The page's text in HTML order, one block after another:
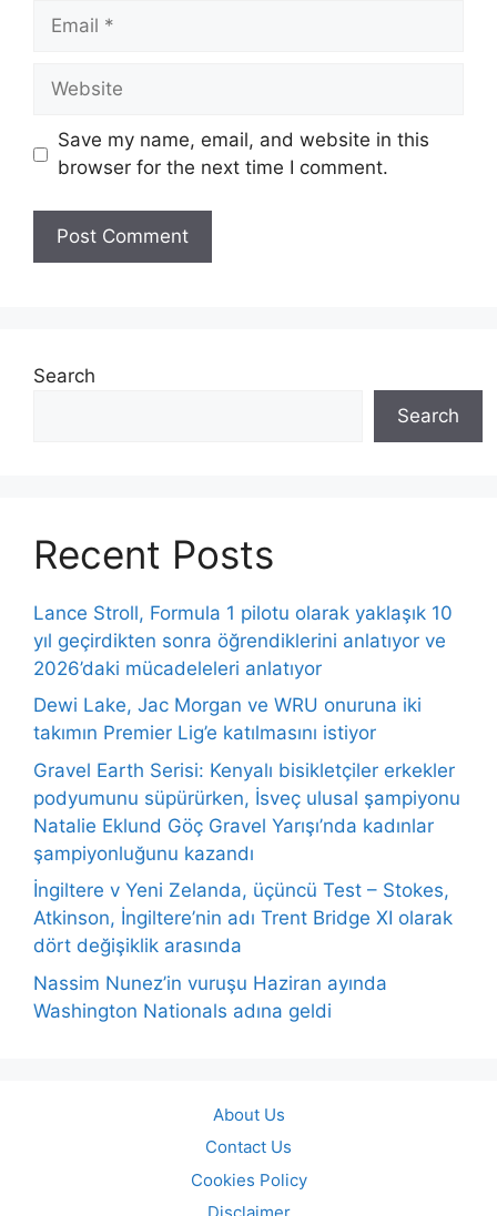
Email
Website
Save my name, email, and website in this
browser for the next time I comment.
Search
Search
Recent Posts
Lance Stroll, Formula 1 pilotu olarak yaklaşık 10
yıl geçirdikten sonra öğrendiklerini anlatıyor ve
2026’daki mücadeleleri anlatıyor
Dewi Lake, Jac Morgan ve WRU onuruna iki
takımın Premier Lig’e katılmasını istiyor
Gravel Earth Serisi: Kenyalı bisikletçiler erkekler
podyumunu süpürürken, İsveç ulusal şampiyonu
Natalie Eklund Göç Gravel Yarışı’nda kadınlar
şampiyonluğunu kazandı
İngiltere v Yeni Zelanda, üçüncü Test – Stokes,
Atkinson, İngiltere’nin adı Trent Bridge XI olarak
dört değişiklik arasında
Nassim Nunez’in vuruşu Haziran ayında
Washington Nationals adına geldi
About Us
Contact Us
Cookies Policy